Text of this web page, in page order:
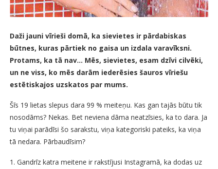
Daži jauni vīrieši domā, ka sievietes ir pārdabiskas
būtnes, kuras pārtiek no gaisa un izdala varavīksni.
Protams, ka tā nav… Mēs, sievietes, esam dzīvi cilvēki,
un ne viss, ko mēs darām iederēsies šauros vīriešu
estētiskajos uzskatos par mums.
Šīs 19 lietas slepus dara 99 % meiteņu. Kas gan tajās būtu tik
nosodāms? Nekas. Bet neviena dāma neatzīsies, ka to dara. Ja
tu viņai parādīsi šo sarakstu, viņa kategoriski pateiks, ka viņa
tā nedara. Pārbaudīsim?
1. Gandrīz katra meitene ir rakstījusi Instagramā, ka dodas uz